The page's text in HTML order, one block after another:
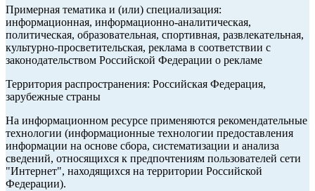
Примерная тематика и (или) специализация:
информационная, информационно-аналитическая,
политическая, образовательная, спортивная, развлекательная,
культурно-просветительская, реклама в соответствии с
законодательством Российской Федерации о рекламе
Территория распространения: Российская Федерация,
зарубежные страны
На информационном ресурсе применяются рекомендательные
технологии (информационные технологии предоставления
информации на основе сбора, систематизации и анализа
сведений, относящихся к предпочтениям пользователей сети
"Интернет", находящихся на территории Российской
Федерации).